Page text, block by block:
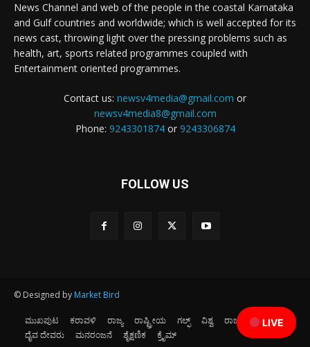
LIVE
News Channel and web of the people in the coastal Karnataka
and Gulf countries and worldwide; which is well accepted for its
news cast, throwing light over the pressing problems such as
health, art, sports related programmes coupled with
Entertainment oriented programmes.
Contact us: newsv4media@gmail.com or
newsv4media8@gmail.com
Phone: 9243301874or 9243306874
FOLLOW US
© Designed by Market Bird
ಮುಖಪುಟ ಕರಾವಳಿ ರಾಜ್ಯ ರಾಷ್ಟ್ರೀಯ ಗಲ್ಫ್ ವಿಶ್ವ ರಾಜಕೀಯ
ಕ್ರೀಡೆ
ದೈವ ದೇವರು
ಮನರಂಜನೆ ಶೈಕ್ಷಣಿಕ ಕ್ರೈಮ್